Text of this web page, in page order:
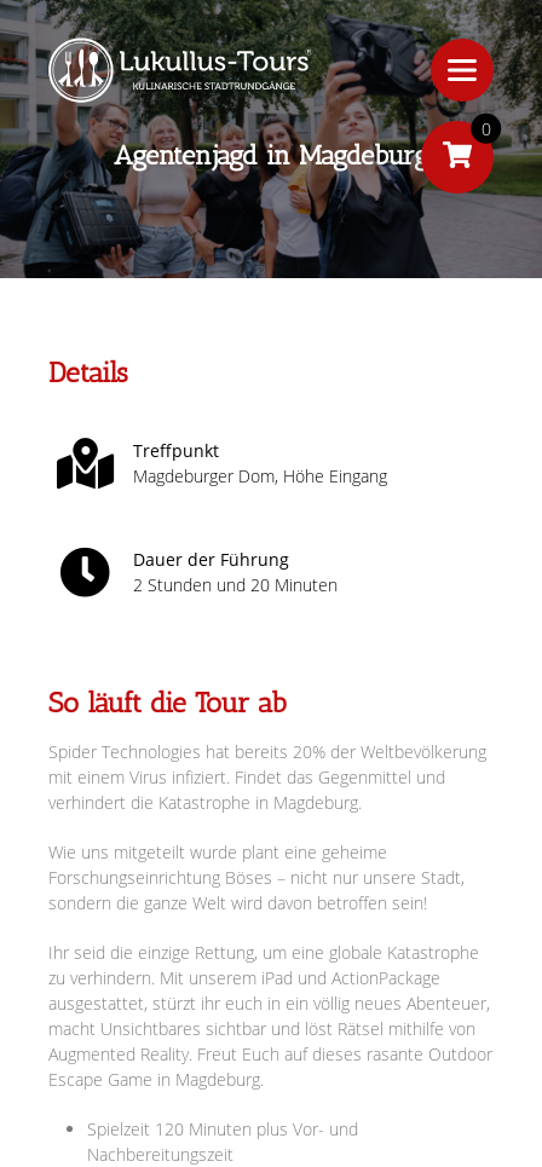
Agentenjagd in Magdeburg
Details
Treffpunkt
Magdeburger Dom, Höhe Eingang
Dauer der Führung
2 Stunden und 20 Minuten
So läuft die Tour ab
Spider Technologies hat bereits 20% der Weltbevölkerung
mit einem Virus infiziert. Findet das Gegenmittel und
verhindert die Katastrophe in Magdeburg.
Wie uns mitgeteilt wurde plant eine geheime
Forschungseinrichtung Böses – nicht nur unsere Stadt,
sondern die ganze Welt wird davon betroffen sein!
Ihr seid die einzige Rettung, um eine globale Katastrophe
zu verhindern. Mit unserem iPad und ActionPackage
ausgestattet, stürzt ihr euch in ein völlig neues Abenteuer,
macht Unsichtbares sichtbar und löst Rätsel mithilfe von
Augmented Reality. Freut Euch auf dieses rasante Outdoor
Escape Game in Magdeburg.
Spielzeit 120 Minuten plus Vor- und
Nachbereitungszeit
0